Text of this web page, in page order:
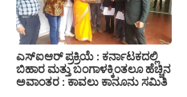
ಎಸ್‍ಐಆರ್ ಪ್ರಕ್ರಿಯೆ : ಕರ್ನಾಟಕದಲ್ಲಿ
ಬಿಹಾರ ಮತ್ತು ಬಂಗಾಳಕ್ಕಿಂತಲೂ ಹೆಚ್ಚಿನ
ಅವಾಂತರ : ಕಾವಲು ಕಾನೂನು ಸಮಿತಿ